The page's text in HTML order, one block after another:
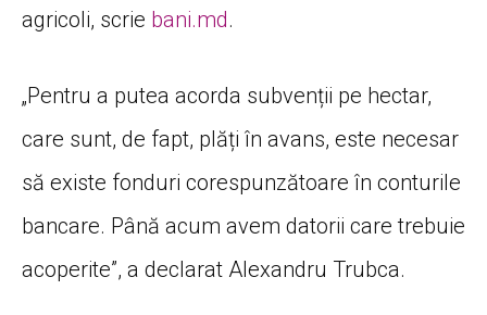
agricoli, scrie bani.md.
„Pentru a putea acorda subvenții pe hectar,
care sunt, de fapt, plăți în avans, este necesar
să existe fonduri corespunzătoare în conturile
bancare. Până acum avem datorii care trebuie
acoperite”, a declarat Alexandru Trubca.